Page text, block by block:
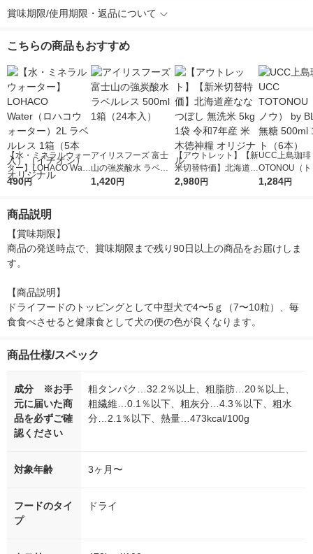
賞味期限/使用期限・返品について
こちらの商品もおすすめ
【水・ミネラルウォー
ター】LOHACO Wate
r（ロハコウォータ
シ） オリジナル
490円
アイリスフーズ 富士
山の強炭酸水 ラベル
レス 500ml 1箱（24
1,420円
【アウトレット】【新
米切替特価】北海道産
ななつぼし 無洗米 5k
2,980円
UCC上島珈琲
OTONOU（
ウ） by
1,284円
商品説明
【賞味期限】
商品の発送時点で、賞味期限まで残り90日以上の商品をお届けしま
す。
【商品説明】
ドライフードのトッピングとして中型犬で4〜5ｇ（7〜10粒）、毎
食食べさせると健康食として犬の便の色が良くなります。
商品仕様/スペック
成分 ※お手
元に届いた商
品を必ずご確
認ください
粗タンパク…32.2％以上、粗脂肪…20％以上、
粗繊維…0.1％以下、粗灰分…4.3％以下、粗水
分…2.1％以下、熱量…473kcal/100g
対象年齢 3ヶ月〜
フードのタイ
プ
ドライ